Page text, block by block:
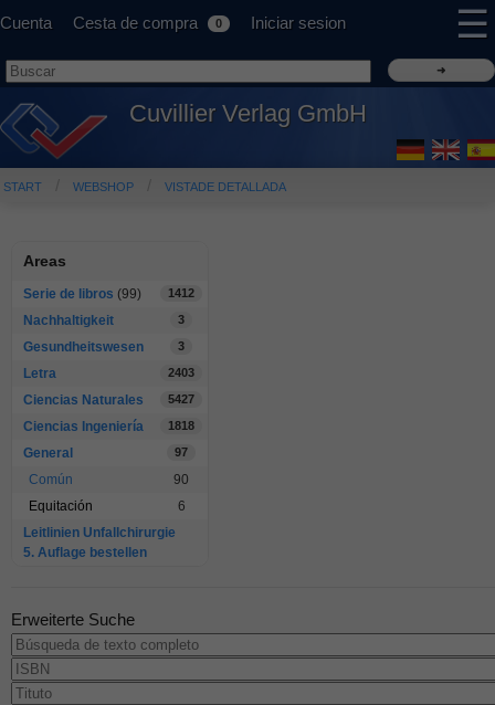
Cuenta Cesta de compra 0 Iniciar sesion ☰
Cuvillier Verlag GmbH
START WEBSHOP VISTADE DETALLADA
Areas
Serie de libros (99) 1412
Nachhaltigkeit 3
Gesundheitswesen 3
Letra 2403
Ciencias Naturales 5427
Ciencias Ingeniería 1818
General 97
Común
90
Equitación
6
Leitlinien Unfallchirurgie
5. Auflage bestellen
Erweiterte Suche